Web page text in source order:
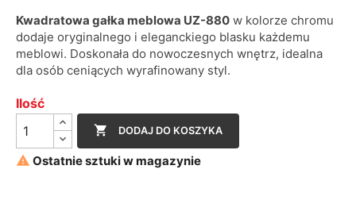
Kwadratowa gałka meblowa UZ-880 w kolorze chromu
dodaje oryginalnego i eleganckiego blasku każdemu
meblowi. Doskonała do nowoczesnych wnętrz, idealna
dla osób ceniących wyrafinowany styl.
Ilość
 DODAJ DO KOSZYKA
 Ostatnie sztuki w magazynie